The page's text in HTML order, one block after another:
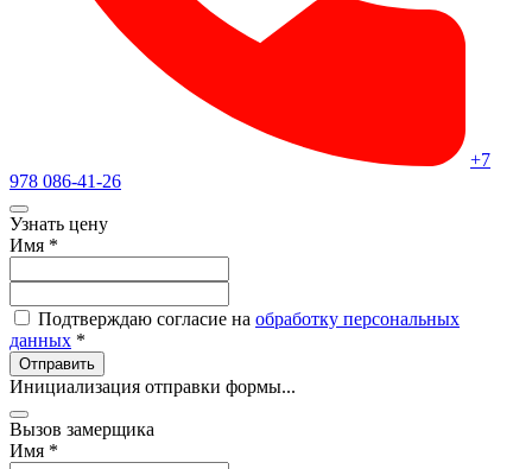
+7
978 086-41-26
Узнать цену
Имя *
Подтверждаю согласие на обработку персональных
данных *
Отправить
Инициализация отправки формы...
Вызов замерщика
Имя *